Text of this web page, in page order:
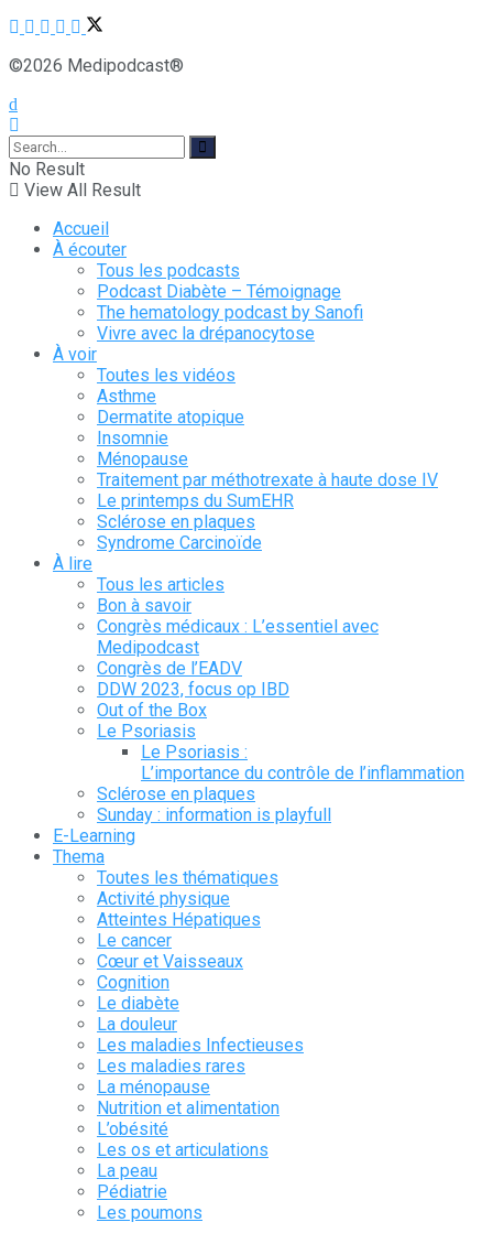
©2026 Medipodcast®
No Result
View All Result
Accueil
À écouter
Tous les podcasts
Podcast Diabète – Témoignage
The hematology podcast by Sanofi
Vivre avec la drépanocytose
À voir
Toutes les vidéos
Asthme
Dermatite atopique
Insomnie
Ménopause
Traitement par méthotrexate à haute dose IV
Le printemps du SumEHR
Sclérose en plaques
Syndrome Carcinoïde
À lire
Tous les articles
Bon à savoir
Congrès médicaux : L’essentiel avec
Medipodcast
Congrès de l’EADV
DDW 2023, focus op IBD
Out of the Box
Le Psoriasis
Le Psoriasis :
L’importance du contrôle de l’inflammation
Sclérose en plaques
Sunday : information is playfull
E-Learning
Thema
Toutes les thématiques
Activité physique
Atteintes Hépatiques
Le cancer
Cœur et Vaisseaux
Cognition
Le diabète
La douleur
Les maladies Infectieuses
Les maladies rares
La ménopause
Nutrition et alimentation
L’obésité
Les os et articulations
La peau
Pédiatrie
Les poumons